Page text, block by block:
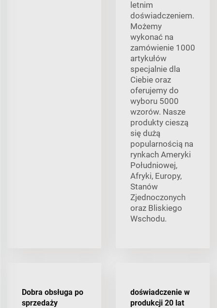
letnim
doświadczeniem.
Możemy
wykonać na
zamówienie 1000
artykułów
specjalnie dla
Ciebie oraz
oferujemy do
wyboru 5000
wzorów. Nasze
produkty cieszą
się dużą
popularnością na
rynkach Ameryki
Południowej,
Afryki, Europy,
Stanów
Zjednoczonych
oraz Bliskiego
Wschodu.
Dobra obsługa po
sprzedaży
doświadczenie w
produkcji 20 lat